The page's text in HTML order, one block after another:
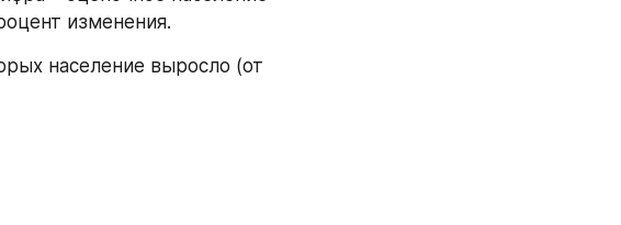
изменения.
население выросло (от